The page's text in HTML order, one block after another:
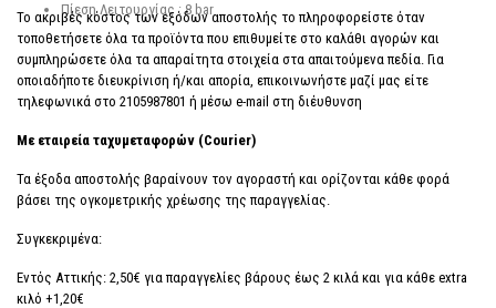
Πίεση Λειτουργίας : 8 bar
Το ακριβές κόστος των εξόδων αποστολής το πληροφορείστε όταν
τοποθετήσετε όλα τα προϊόντα που επιθυμείτε στο καλάθι αγορών και
συμπληρώσετε όλα τα απαραίτητα στοιχεία στα απαιτούμενα πεδία. Για
οποιαδήποτε διευκρίνιση ή/και απορία, επικοινωνήστε μαζί μας είτε
τηλεφωνικά στο 2105987801 ή μέσω e-mail στη διέυθυνση
Με εταιρεία ταχυμεταφορών (Courier)
Τα έξοδα αποστολής βαραίνουν τον αγοραστή και ορίζονται κάθε φορά
βάσει της ογκομετρικής χρέωσης της παραγγελίας.
Συγκεκριμένα:
Εντός Αττικής: 2,50€ για παραγγελίες βάρους έως 2 κιλά και για κάθε extra
κιλό +1,20€